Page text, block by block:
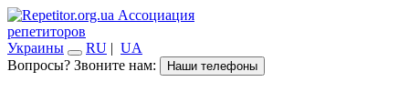
Ассоциация
репетиторов
Украины
RU | UA
Вопросы? Звоните нам:
Наши телефоны